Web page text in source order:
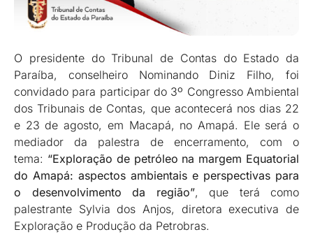
O presidente do Tribunal de Contas do Estado da
Paraíba, conselheiro Nominando Diniz Filho, foi
convidado para participar do 3º Congresso Ambiental
dos Tribunais de Contas, que acontecerá nos dias 22
e 23 de agosto, em Macapá, no Amapá. Ele será o
mediador da palestra de encerramento, com o
tema: “Exploração de petróleo na margem Equatorial
do Amapá: aspectos ambientais e perspectivas para
o desenvolvimento da região”, que terá como
palestrante Sylvia dos Anjos, diretora executiva de
Exploração e Produção da Petrobras.